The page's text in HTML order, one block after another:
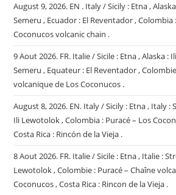
August 9, 2026. EN . Italy / Sicily : Etna ,
Semeru , Ecuador : El Reventador , Colombia
Coconucos volcanic chain .
9 Aout 2026. FR. Italie / Sicile : Etna , Alaska :
Semeru , Equateur : El Reventador ,
volcanique de Los Coconucos .
August 8, 2026. EN. Italy / Sicily : Etna , Italy
Ili Lewotolok , Colombia : Puracé – Los
Costa Rica : Rincón de la Vieja .
8 Aout 2026. FR. Italie / Sicile : Etna , Italie :
Lewotolok , Colombie : Puracé – Chaîne
Coconucos , Costa Rica : Rincon de la Vieja .